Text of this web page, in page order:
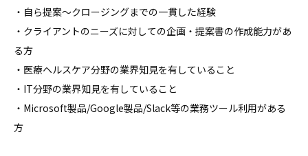
・自ら提案～クロージングまでの一貫した経験
・クライアントのニーズに対しての企画・提案書の作成能力があ
る方
・医療ヘルスケア分野の業界知見を有していること
・IT分野の業界知見を有していること
・Microsoft製品/Google製品/Slack等の業務ツール利用がある
方